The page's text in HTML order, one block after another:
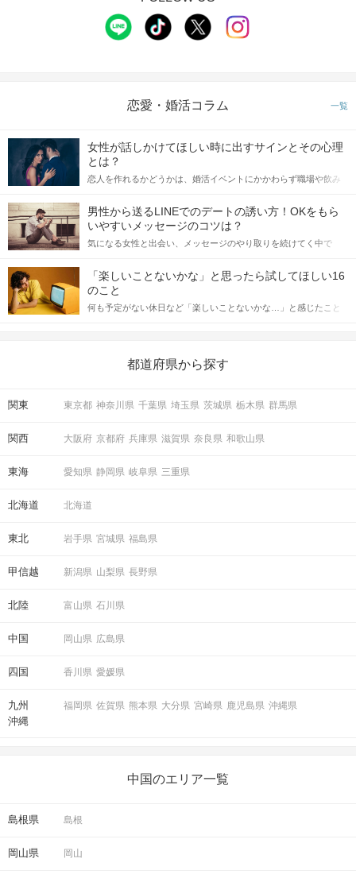
恋愛・婚活コラム 一覧
女性が話しかけてほしい時に出すサインとその心理
とは？
恋人を作れるかどうかは、婚活イベントにかかわらず職場や飲み
てアプローチできるかにも左右されます。 これから恋人作りを本
格的に始めようとしている方は、女性が異性を求めて出すサイン
をしっかりと理解し、正しい行動に移せるかどうかが重要。 この
記事では、女性が話しかけて欲しい時に出すサインとその心理を
合にどのような行動に繋げるべきかをご紹介していきます。
男性から送るLINEでのデートの誘い方！OKをもら
いやすいメッセージのコツは？
気になる女性と出会い、メッセージのやり取りを続けてく中で
しかし、中には「どう誘ったらいいの？」とお困りの男性もいら
っしゃるのではないでしょうか。 そこで今回は、男性から女性へ
送るLINEでのデートの誘い方のコツをご紹介します。例文も混じ
えながら解説するので、ぜひ参考にしてください。
「楽しいことないかな」と思ったら試してほしい16
のこと
何も予定がない休日など「楽しいことないかな…」と感じたこと
の楽しいことアイデアを集めました♪ いままさに楽しいことを探し
都道府県から探す
関東 東京都 神奈川県 千葉県 埼玉県 茨城県 栃木県 群馬県
関西 大阪府 京都府 兵庫県 滋賀県 奈良県 和歌山県
東海 愛知県 静岡県 岐阜県 三重県
北海道 北海道
東北 岩手県 宮城県 福島県
甲信越 新潟県 山梨県 長野県
北陸 富山県 石川県
中国 岡山県 広島県
四国 香川県 愛媛県
九州
沖縄
福岡県 佐賀県 熊本県 大分県 宮崎県 鹿児島県 沖縄県
中国のエリア一覧
島根県 島根
岡山県 岡山